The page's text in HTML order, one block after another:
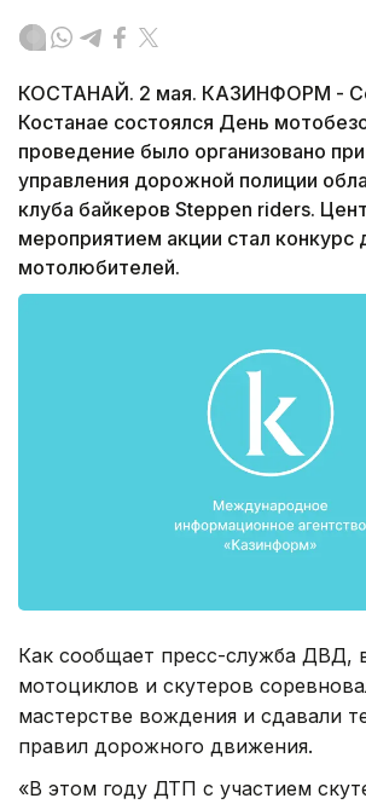
КОСТАНАЙ. 2 мая. КАЗИНФОРМ -
Костанае состоялся День
проведение было организовано
управления дорожной полиции
клуба байкеров Steppen riders.
мероприятием акции стал конкурс
мотолюбителей.
Как сообщает пресс-служба ДВД,
мотоциклов и скутеров
мастерстве вождения и сдавали
правил дорожного движения.
«В этом году ДТП с участием